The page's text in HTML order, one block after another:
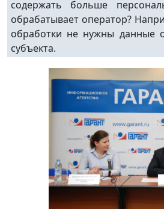
содержать больше
обрабатывает оператор?
обработки не нужны данные
субъекта.